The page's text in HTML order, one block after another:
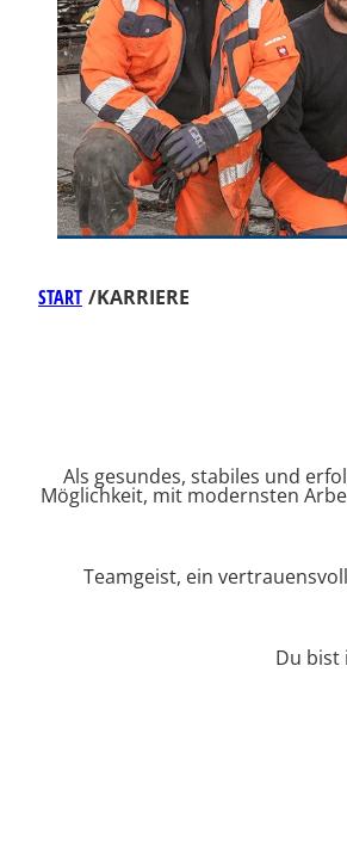
START /KARRIERE
Als gesundes, stabiles und
Möglichkeit, mit modernsten
Teamgeist, ein
Du bist